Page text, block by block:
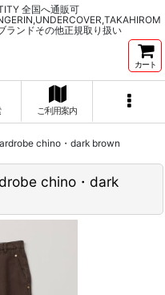
全国へ通販可
ランドその他正規取り扱い
カート
ご利用案内
chino・dark brown
chino・dark